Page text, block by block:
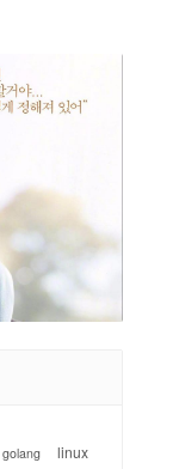
golang linux